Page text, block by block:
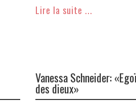
Lire la suite ...
Vanessa Schneider:
des dieux»